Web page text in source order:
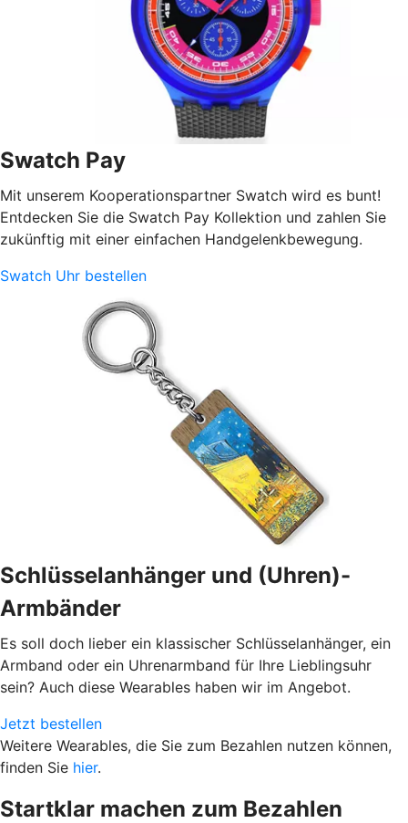
Swatch Pay
Mit unserem Kooperationspartner Swatch wird es bunt!
Entdecken Sie die Swatch Pay Kollektion und zahlen Sie
zukünftig mit einer einfachen Handgelenkbewegung.
Swatch Uhr bestellen
Schlüsselanhänger und (Uhren)-
Armbänder
Es soll doch lieber ein klassischer Schlüsselanhänger, ein
Armband oder ein Uhrenarmband für Ihre Lieblingsuhr
sein? Auch diese Wearables haben wir im Angebot.
Jetzt bestellen
Weitere Wearables, die Sie zum Bezahlen nutzen können,
finden Sie hier.
Startklar machen zum Bezahlen